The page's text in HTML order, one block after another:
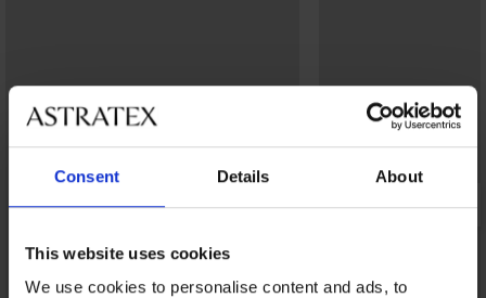
Consent Details About
This website uses cookies
We use cookies to personalise content and ads, to